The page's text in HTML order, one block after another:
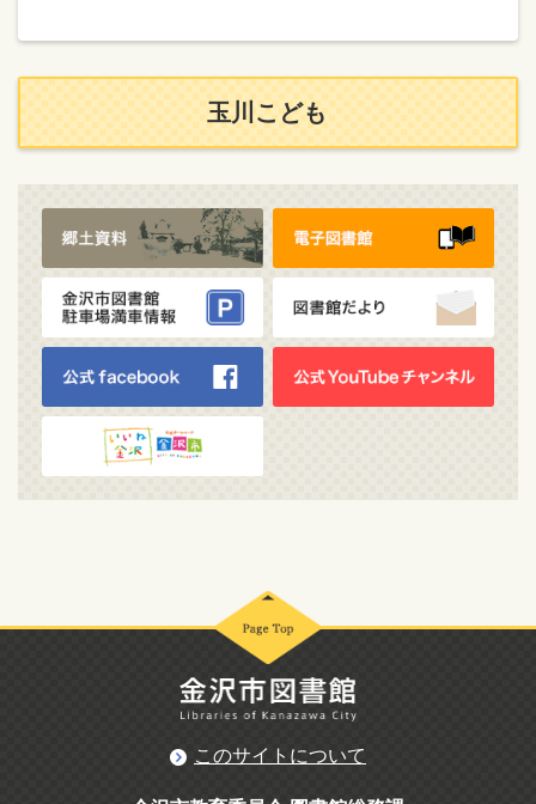
玉川こども
このサイトについて